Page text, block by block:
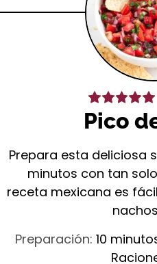
Pico
Prepara esta deliciosa
minutos con tan
receta mexicana es
Preparación: 10minutos